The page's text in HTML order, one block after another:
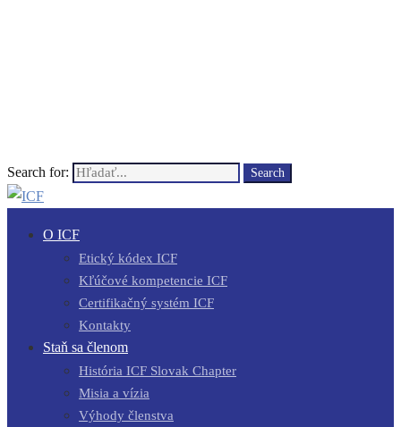
Search for: Search
O ICF
Etický kódex ICF
Kľúčové kompetencie ICF
Certifikačný systém ICF
Kontakty
Staň sa členom
História ICF Slovak Chapter
Misia a vízia
Výhody členstva